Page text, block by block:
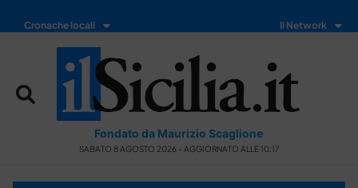
Cronache locali Il Network
Fondato da Maurizio Scaglione
SABATO 8 AGOSTO 2026 - AGGIORNATO ALLE 10:17